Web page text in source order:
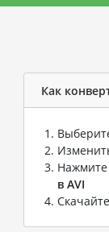
Как
в AVI